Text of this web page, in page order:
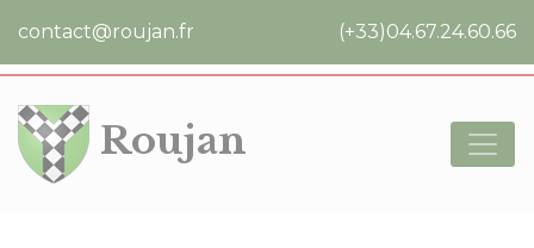
contact@roujan.fr (+33)04.67.24.60.66
Roujan